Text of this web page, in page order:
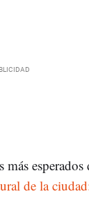
más esperados
de la